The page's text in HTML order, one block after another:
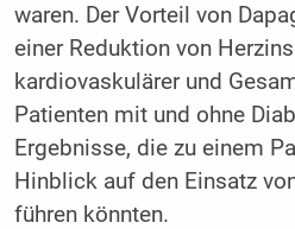
waren. Der Vorteil von
einer Reduktion von
kardiovaskulärer und
Patienten mit und ohne
Ergebnisse, die zu einem
Hinblick auf den Einsatz
führen könnten.